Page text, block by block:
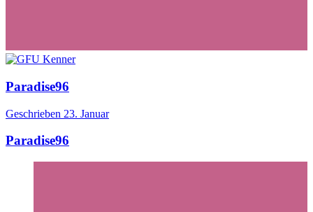
Paradise96
Geschrieben 23. Januar
Paradise96